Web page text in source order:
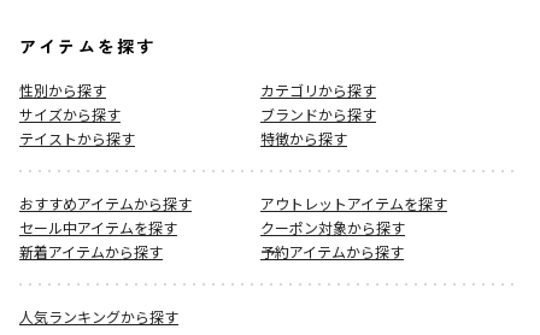
アイテムを探す
性別から探す
カテゴリから探す
サイズから探す
ブランドから探す
テイストから探す
特徴から探す
おすすめアイテムから探す
アウトレットアイテムを探す
セール中アイテムを探す
クーポン対象から探す
新着アイテムから探す
予約アイテムから探す
人気ランキングから探す